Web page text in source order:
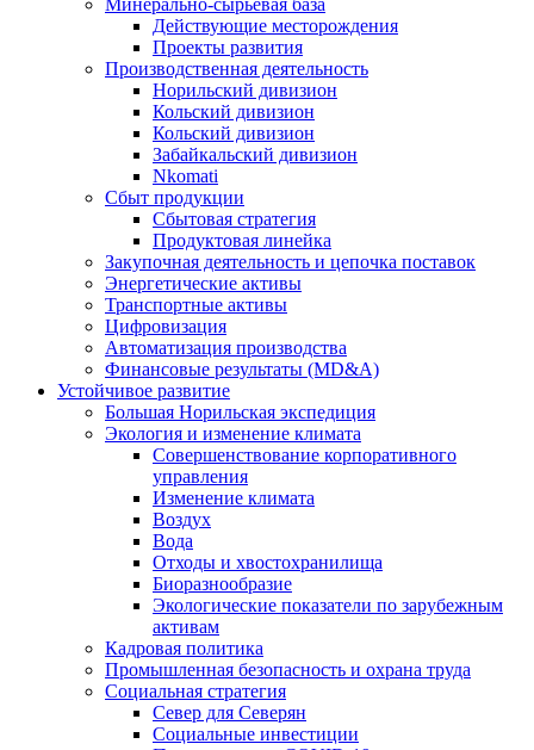
Минерально-сырьевая база
Действующие месторождения
Проекты развития
Производственная деятельность
Норильский дивизион
Кольский дивизион
Кольский дивизион
Забайкальский дивизион
Nkomati
Сбыт продукции
Сбытовая стратегия
Продуктовая линейка
Закупочная деятельность и цепочка поставок
Энергетические активы
Транспортные активы
Цифровизация
Автоматизация производства
Финансовые результаты (MD&A)
Устойчивое развитие
Большая Норильская экспедиция
Экология и изменение климата
Совершенствование корпоративного
управления
Изменение климата
Воздух
Вода
Отходы и хвостохранилища
Биоразнообразие
Экологические показатели по зарубежным
активам
Кадровая политика
Промышленная безопасность и охрана труда
Социальная стратегия
Север для Северян
Социальные инвестиции